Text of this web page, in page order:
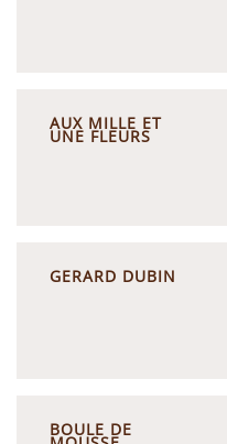
AUX MILLE ET
UNE FLEURS
GERARD DUBIN
BOULE DE